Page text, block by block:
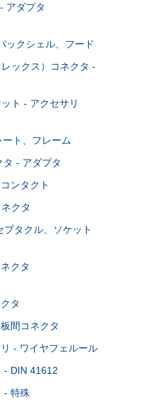
アダプタ
ックシェル、フード
ックス）コネクタ -
ト - アクセサリ
ト、フレーム
タ - アダプタ
ンタクト
クタ
タクル、ソケット
クタ
タ
間コネクタ
- ワイヤフェルール
- DIN 41612
- 特殊